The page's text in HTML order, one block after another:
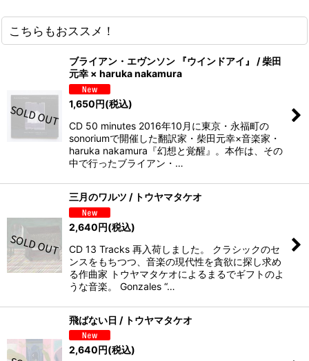
こちらもおススメ！
ブライアン・エヴンソン 『ウインドアイ』 / 柴田
元幸 × haruka nakamura
1,650円(税込)
CD 50 minutes 2016年10月に東京・永福町の
sonoriumで開催した翻訳家・柴田元幸×音楽家・
haruka nakamura『幻想と覚醒』。本作は、その
中で行ったブライアン・…
三月のワルツ / トウヤマタケオ
2,640円(税込)
CD 13 Tracks 再入荷しました。 クラシックのセ
ンスをもちつつ、音楽の現代性を貪欲に探し求め
る作曲家 トウヤマタケオによるまるでギフトのよ
うな音楽。 Gonzales “…
飛ばない日 / トウヤマタケオ
2,640円(税込)